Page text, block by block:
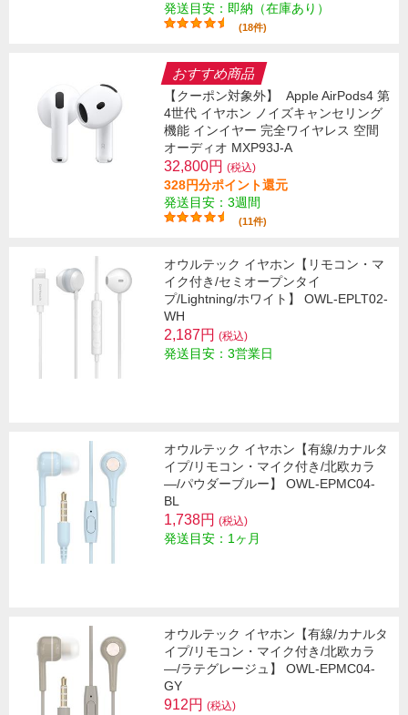
発送目安：即納（在庫あり）
(18件)
おすすめ商品
【クーポン対象外】
Apple AirPods4 第
4世代 イヤホン ノイズキャンセリング
機能 インイヤー 完全ワイヤレス 空間
オーディオ MXP93J-A
32,800円 (税込)
328円分ポイント還元
発送目安：3週間
(11件)
オウルテック イヤホン【リモコン・マ
イク付き/セミオープンタイ
プ/Lightning/ホワイト】 OWL-EPLT02-
WH
2,187円 (税込)
発送目安：3営業日
オウルテック イヤホン【有線/カナルタ
イプ/リモコン・マイク付き/北欧カラ
―/パウダーブルー】 OWL-EPMC04-
BL
1,738円 (税込)
発送目安：1ヶ月
オウルテック イヤホン【有線/カナルタ
イプ/リモコン・マイク付き/北欧カラ
―/ラテグレージュ】 OWL-EPMC04-
GY
912円 (税込)